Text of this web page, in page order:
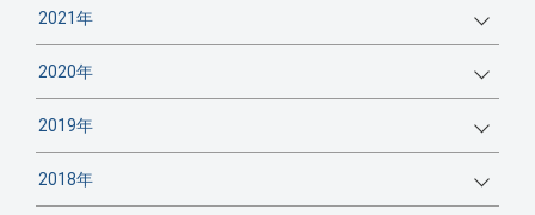
2021年
2020年
2019年
2018年